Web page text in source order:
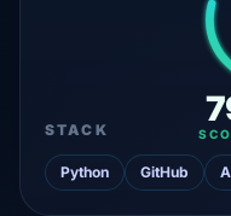
STACK
Python GitHub